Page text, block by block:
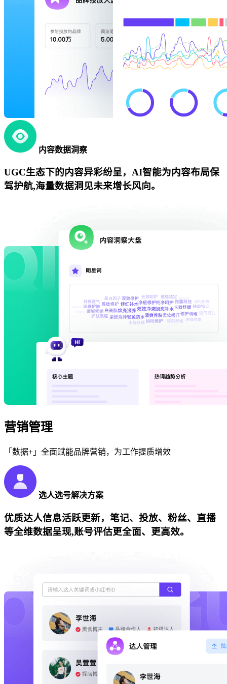
内容数据洞察
UGC生态下的内容异彩纷呈，AI智能为内容布局保
驾护航,海量数据洞见未来增长风向。
营销管理
「数据+」全面赋能品牌营销，为工作提质增效
选人选号解决方案
优质达人信息活跃更新，笔记、投放、粉丝、直播
等全维数据呈现,账号评估更全面、更高效。